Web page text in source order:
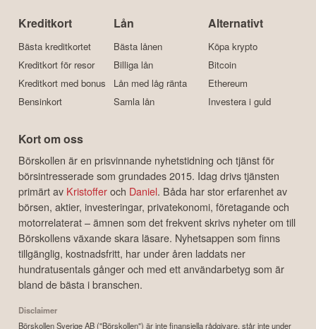
Kreditkort
Bästa kreditkortet
Kreditkort för resor
Kreditkort med bonus
Bensinkort
Lån
Bästa lånen
Billiga lån
Lån med låg ränta
Samla lån
Alternativt
Köpa krypto
Bitcoin
Ethereum
Investera i guld
Kort om oss
Börskollen är en prisvinnande nyhetstidning och tjänst för
börsintresserade som grundades 2015. Idag drivs tjänsten
primärt av Kristofferoch Daniel. Båda har stor erfarenhet av
börsen, aktier, investeringar, privatekonomi, företagande och
motorrelaterat – ämnen som det frekvent skrivs nyheter om till
Börskollens växande skara läsare. Nyhetsappen som finns
tillgänglig, kostnadsfritt, har under åren laddats ner
hundratusentals gånger och med ett användarbetyg som är
bland de bästa i branschen.
Disclaimer
Börskollen Sverige AB ("Börskollen") är inte finansiella rådgivare, står inte under